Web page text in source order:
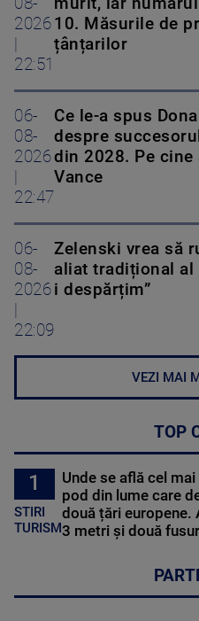
2026
22:51
10. Măsurile de
țânțarilor
06-
08-
2026
22:47
Ce le-a spus
despre
din 2028. Pe
Vance
06-
08-
2026
22:09
Zelenski vrea să
aliat tradițional al
i despărțim”
VEZI MAI
TOP
1
STIRI
TURISM
Unde se află cel
pod din lume care
două țări europene.
3 metri și două